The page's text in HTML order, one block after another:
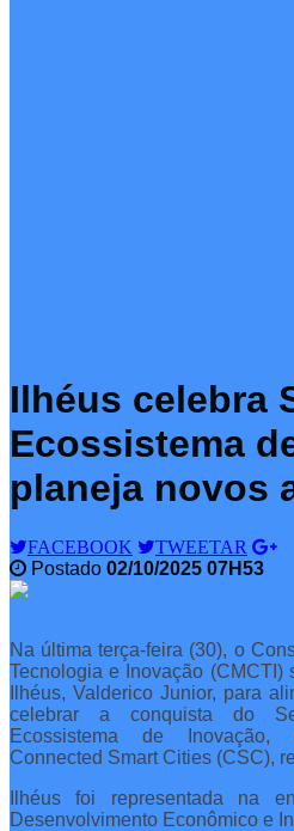
Ilhéus celebra
Ecossistema
planeja novos
FACEBOOK
TWEETAR
Postado 02/10/2025 07H53
Na última terça-feira (30), o
Tecnologia e Inovação (CMCTI)
Ilhéus, Valderico Junior, para
celebrar a conquista do
Ecossistema de
Connected Smart Cities (CSC),
Ilhéus foi representada na
Desenvolvimento Econômico e